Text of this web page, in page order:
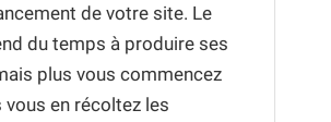
de votre site. Le
du temps à produire ses
plus vous commencez
vous en récoltez les